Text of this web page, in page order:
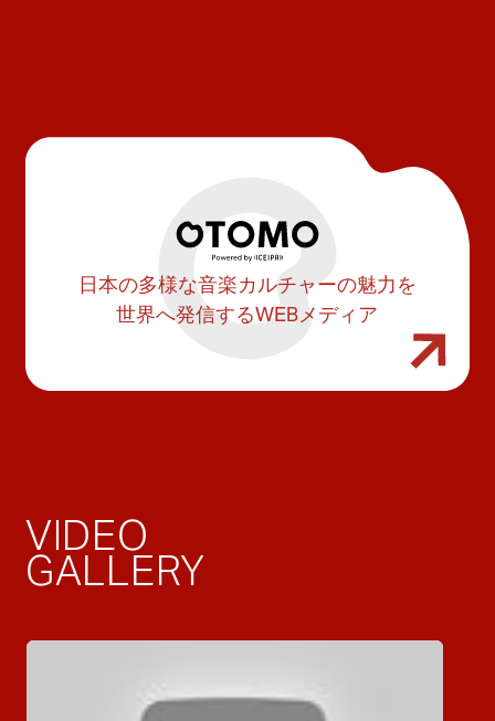
日本の多様な音楽カルチャーの魅力を
世界へ発信するWEBメディア
VIDEO
GALLERY